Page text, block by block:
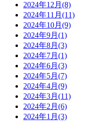
2024年12月(8)
2024年11月(11)
2024年10月(9)
2024年9月(1)
2024年8月(3)
2024年7月(1)
2024年6月(3)
2024年5月(7)
2024年4月(9)
2024年3月(11)
2024年2月(6)
2024年1月(3)